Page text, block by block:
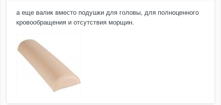
а еще валик вместо подушки для головы, для полноценного
кровообращения и отсутствия морщин.